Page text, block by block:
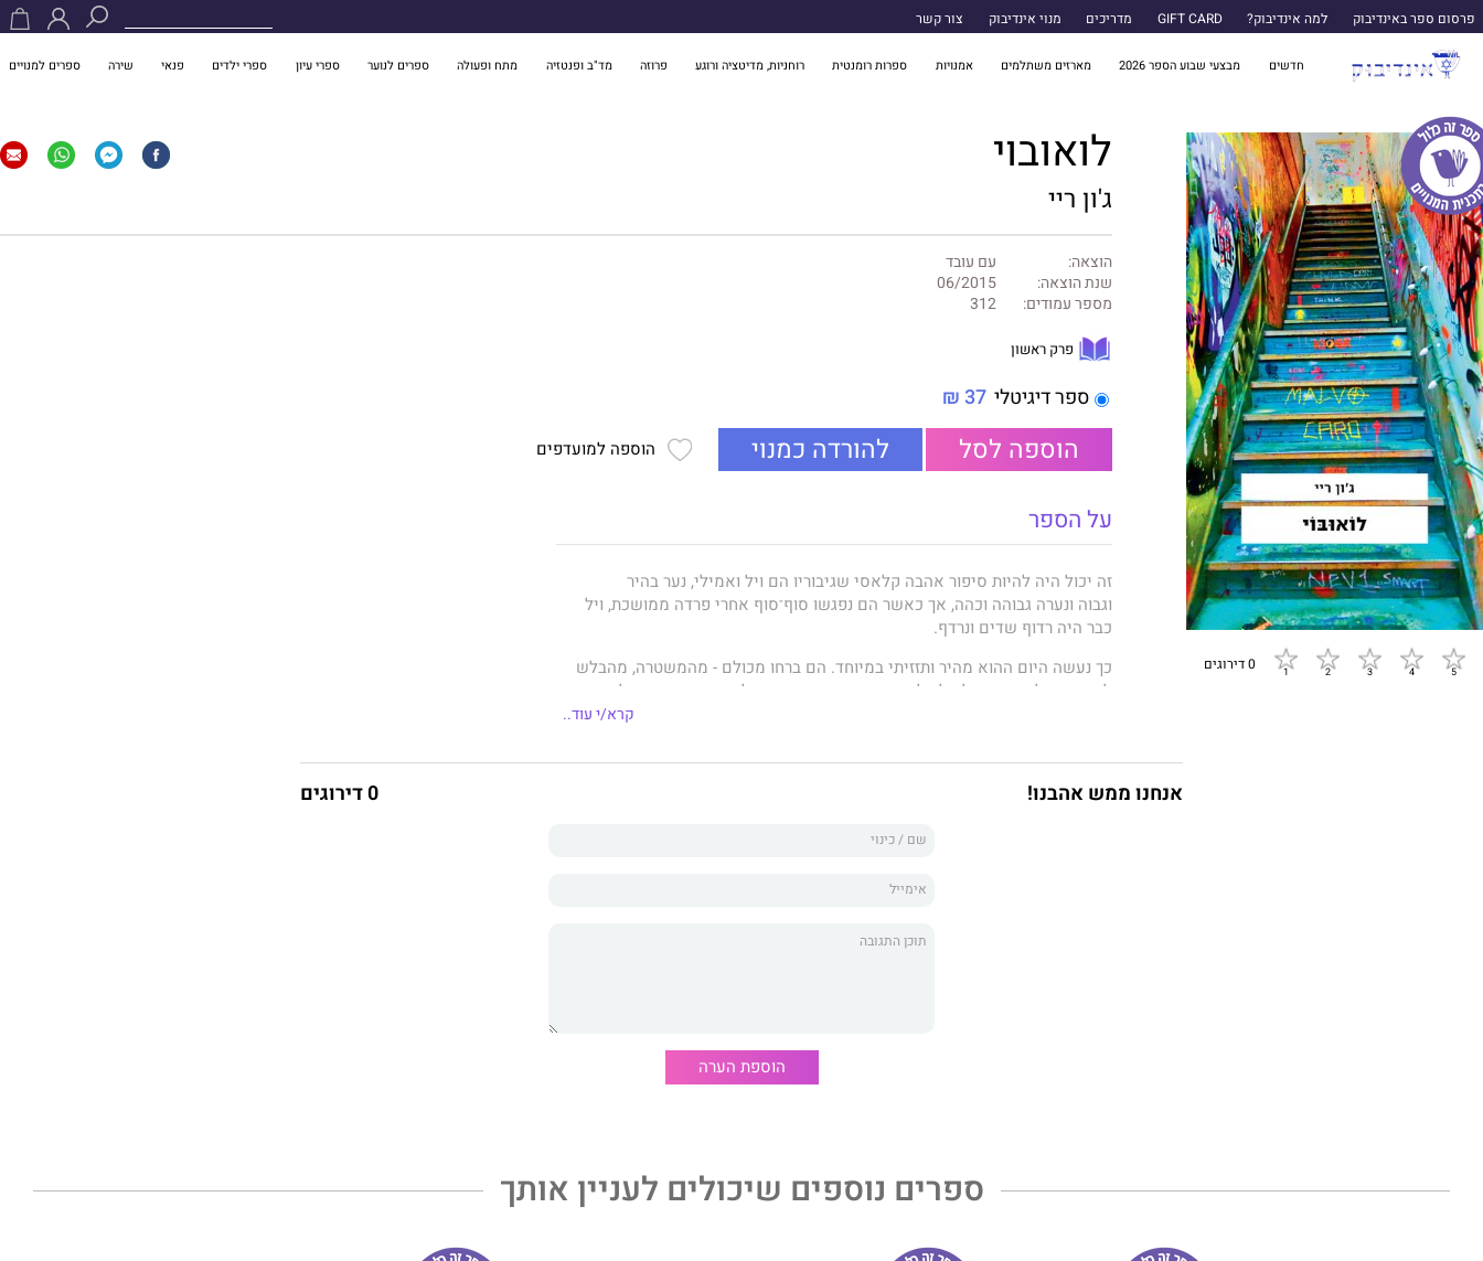
פרסום ספר באינדיבוק למה אינדיבוק? GIFT CARD מדריכים מנוי אינדיבוק צור קשר
חדשים מבצעי שבוע הספר 2026 מארזים משתלמים אמנויות ספרות רומנטית רוחניות, מדיטציה ורוגע פרוזה מד"ב ופנטזיה מתח ופעולה ספרים לנוער ספרי עיון ספרי ילדים פנאי שירה ספרים למנויים
0 דירוגים
לואובוי
ג'ון ריי
הוצאה:
עם עובד
שנת הוצאה:
06/2015
מספר עמודים:
312
פרק ראשון
ספר דיגיטלי 37 ₪
הוספה לסל להורדה כמנוי הוספה למועדפים
על הספר
זה יכול היה להיות סיפור אהבה קלאסי שגיבוריו הם ויל ואמילי, נער בהיר
וגבוה ונערה גבוהה וכהה, אך כאשר הם נפגשו סוף־סוף אחרי פרדה ממושכת, ויל
כבר היה רדוף שדים ונרדף.
כך נעשה היום ההוא מהיר ותזזיתי במיוחד. הם ברחו מכולם - מהמשטרה, מהבלש
לטיף, אפילו מאמו של ויל - למנהרות הרכבת התחתית ולרחובות מנהטן, ואל מקום
הקורא ההמום, הלוחש לעצמו 'דוסטויבסקי'. כן, עד כדי כך הספר הזה טוב." (
קרא/י עוד..
אנחנו ממש אהבנו! 0 דירוגים
הוספת הערה
ספרים נוספים שיכולים לעניין אותך